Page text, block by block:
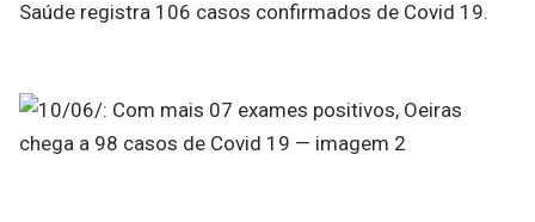
Saúde registra 106 casos confirmados de Covid 19.